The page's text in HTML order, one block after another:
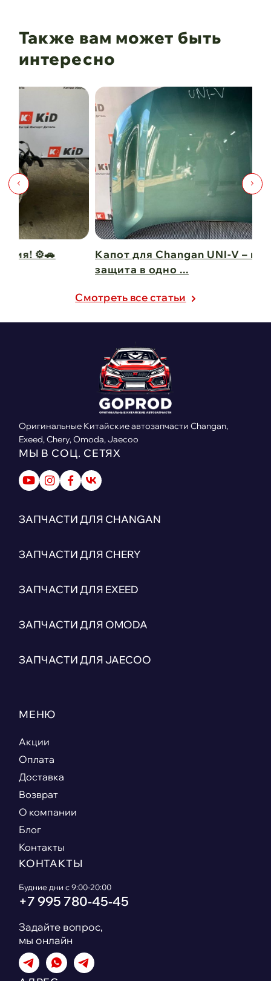
Также вам может быть
интересно
Капот для Changan UNI-V – когда стиль и
защита в одно ...
Cмотреть все статьи
Оригинальные Китайские автозапчасти Changan,
Exeed, Chery, Omoda, Jaecoo
МЫ В СОЦ. СЕТЯХ
ЗАПЧАСТИ ДЛЯ CHANGAN
ЗАПЧАСТИ ДЛЯ CHERY
ЗАПЧАСТИ ДЛЯ EXEED
ЗАПЧАСТИ ДЛЯ OMODA
ЗАПЧАСТИ ДЛЯ JAECOO
МЕНЮ
Акции
Оплата
Доставка
Возврат
О компании
Блог
Контакты
КОНТАКТЫ
Будние дни с 9:00-20:00
+7 995 780‑45‑45
Задайте вопрос,
мы онлайн